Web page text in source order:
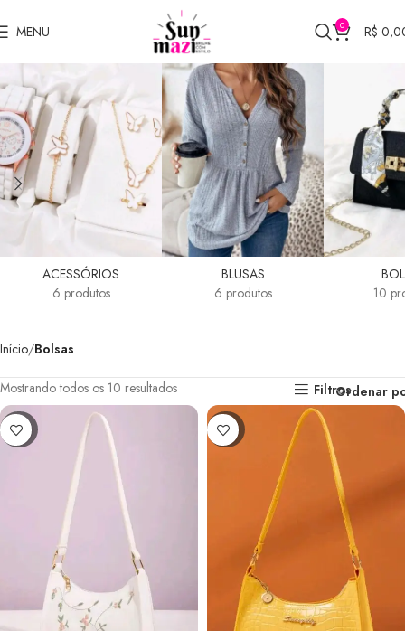
MENU 0 R$
Bolsas
ACESSÓRIOS
6 produtos
BLUSAS
6 produtos
10
Início Bolsas
Mostrando todos os 10 resultados FiltrosOrdenar
-20% -33%